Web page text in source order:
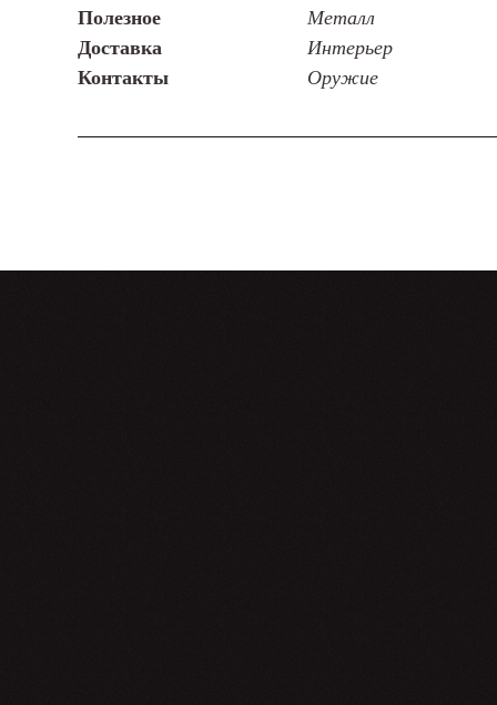
Полезное
Доставка
Контакты
Металл
Интерьер
Оружие